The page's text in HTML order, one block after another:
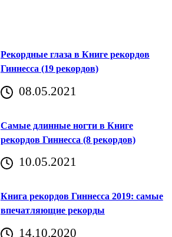
Рекордные глаза в Книге рекордов
Гиннесса (19 рекордов)
08.05.2021
Самые длинные ногти в Книге
рекордов Гиннесса (8 рекордов)
10.05.2021
Книга рекордов Гиннесса 2019: самые
впечатляющие рекорды
14.10.2020